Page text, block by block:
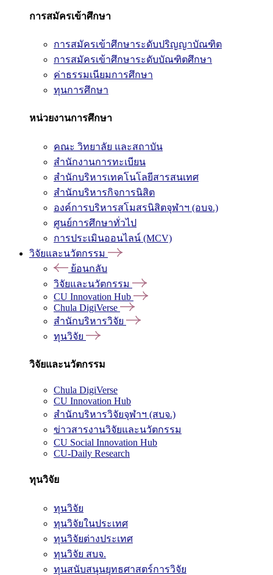
การสมัครเข้าศึกษา
การสมัครเข้าศึกษาระดับปริญญาบัณฑิต
การสมัครเข้าศึกษาระดับบัณฑิตศึกษา
ค่าธรรมเนียมการศึกษา
ทุนการศึกษา
หน่วยงานการศึกษา
คณะ วิทยาลัย และสถาบัน
สำนักงานการทะเบียน
สำนักบริหารเทคโนโลยีสารสนเทศ
สำนักบริหารกิจการนิสิต
องค์การบริหารสโมสรนิสิตจุฬาฯ (อบจ.)
ศูนย์การศึกษาทั่วไป
การประเมินออนไลน์ (MCV)
วิจัยและนวัตกรรม
ย้อนกลับ
วิจัยและนวัตกรรม
CU Innovation Hub
Chula DigiVerse
สำนักบริหารวิจัย
ทุนวิจัย
วิจัยและนวัตกรรม
Chula DigiVerse
CU Innovation Hub
สำนักบริหารวิจัยจุฬาฯ (สบจ.)
ข่าวสารงานวิจัยและนวัตกรรม
CU Social Innovation Hub
CU-Daily Research
ทุนวิจัย
ทุนวิจัย
ทุนวิจัยในประเทศ
ทุนวิจัยต่างประเทศ
ทุนวิจัย สบจ.
ทุนสนับสนุนยุทธศาสตร์การวิจัย